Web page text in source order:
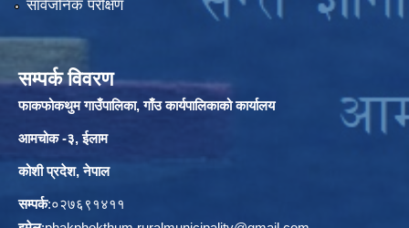
सार्वजनिक परीक्षण
सम्पर्क विवरण
फाकफोकथुम गाउँपालिका, गाँउ कार्यपालिकाको कार्यालय
आमचोक -३, ईलाम
कोशी प्रदेश, नेपाल
सम्पर्क:०२७६९१४११